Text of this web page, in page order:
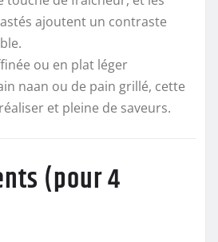
ajoutent un contraste
ou en plat léger
naan ou de pain grillé, cette
et pleine de saveurs.
(pour 4